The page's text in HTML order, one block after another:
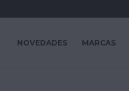
NOVEDADES MARCAS